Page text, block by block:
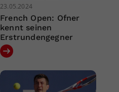
23.05.2024
French Open: Ofner
kennt seinen
Erstrundengegner